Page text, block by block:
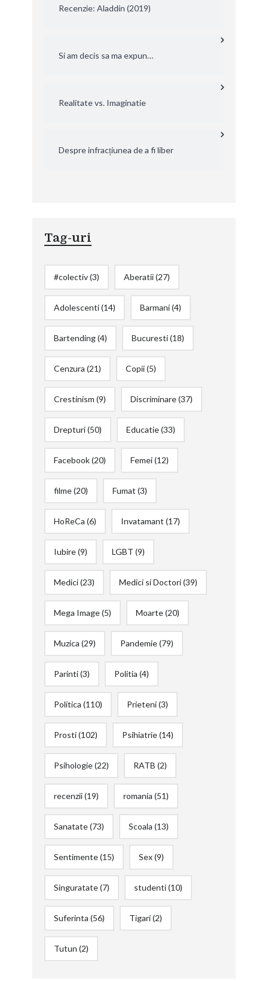
Recenzie: Aladdin (2019)
Si am decis sa ma expun…
Realitate vs. Imaginatie
Despre infracțiunea de a fi liber
Tag-uri
#colectiv(3) Aberatii(27)
Adolescenti(14) Barmani(4)
Bartending(4) Bucuresti(18)
Cenzura (21) Copii(5)
Crestinism (9) Discriminare(37)
Drepturi(50) Educatie(33)
Facebook(20) Femei(12)
filme(20) Fumat (3)
HoReCa (6) Invatamant (17)
Iubire(9) LGBT (9)
Medici(23) Medici si Doctori(39)
Mega Image(5) Moarte(20)
Muzica (29) Pandemie(79)
Parinti(3) Politia (4)
Politica (110) Prieteni(3)
Prosti(102) Psihiatrie(14)
Psihologie(22) RATB (2)
recenzii(19) romania (51)
Sanatate(73) Scoala (13)
Sentimente(15) Sex(9)
Singuratate(7) studenti(10)
Suferinta (56) Tigari(2)
Tutun (2)